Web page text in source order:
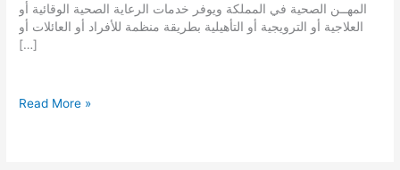
المهــن الصحية في المملكة ويوفر خدمات الرعاية الصحية الوقائية أو
العلاجية أو الترويجية أو التأهيلية بطريقة منظمة للأفراد أو العائلات أو
[…]
تقديم
Read More »